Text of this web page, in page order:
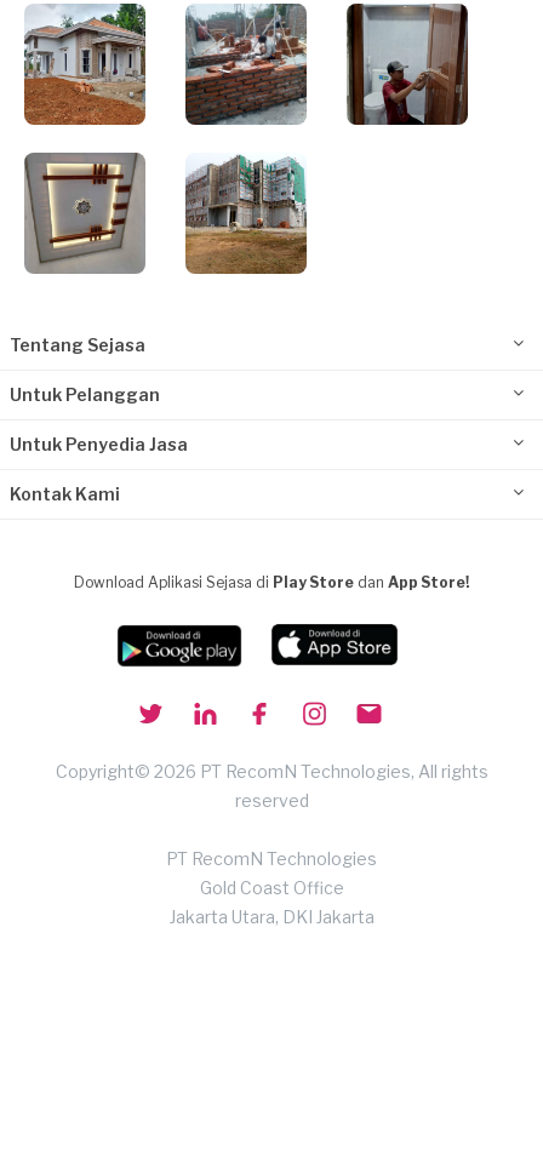
Tentang Sejasa
Untuk Pelanggan
Untuk Penyedia Jasa
Kontak Kami
Download Aplikasi Sejasa di Play Store dan App Store!
Copyright© 2026 PT RecomN Technologies, All rights
reserved
PT RecomN Technologies
Gold Coast Office
Jakarta Utara, DKI Jakarta